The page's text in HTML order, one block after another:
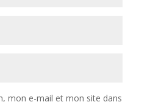
mon e-mail et mon site dans